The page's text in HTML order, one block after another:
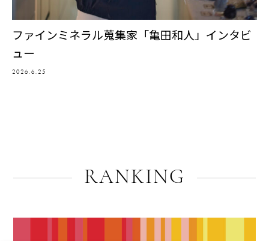
ファインミネラル蒐集家「亀田和人」インタビ
ュー
2026.6.25
RANKING